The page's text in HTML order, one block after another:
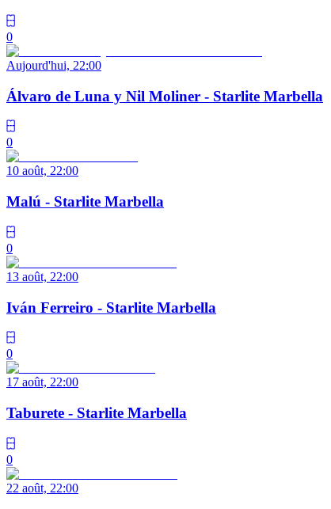
0
Aujourd'hui, 22:00
Álvaro de Luna y Nil Moliner - Starlite Marbella
0
10 août, 22:00
Malú - Starlite Marbella
0
13 août, 22:00
Iván Ferreiro - Starlite Marbella
0
17 août, 22:00
Taburete - Starlite Marbella
0
22 août, 22:00